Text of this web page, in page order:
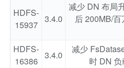
HDFS-
15937
3.4.0
减少 DN 布局
后 200MB/
HDFS-
16386
3.4.0
减少
时 DN 负